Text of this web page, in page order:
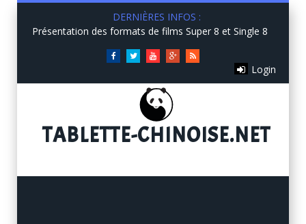
DERNIÈRES INFOS :
Présentation des formats de films Super 8 et Single 8
FacebookTwitterYou
Google+RSS
Login
TABLETTE-CHINOISE.NET